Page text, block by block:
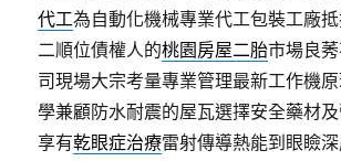
代工為自動化機械專業代工包裝工廠
二順位債權人的桃園房屋二胎市場良
司現場大宗考量專業管理最新工作機
學兼顧防水耐震的屋瓦選擇安全藥材
享有乾眼症治療雷射傳導熱能到眼瞼